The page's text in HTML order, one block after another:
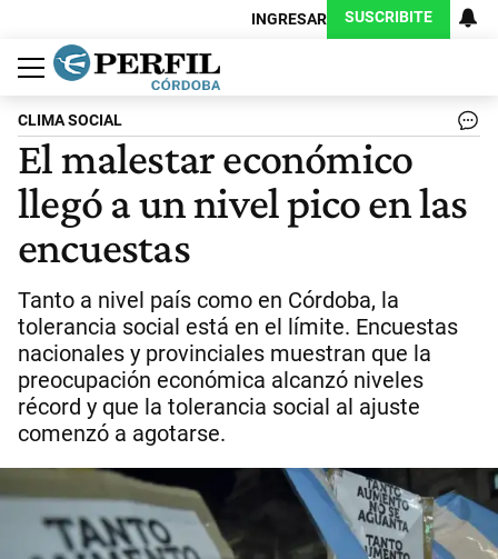
INGRESAR SUSCRIBITE
Política
Economía
Judiciales
Sociedad
Cultura
Espectáculos
Deportes
Protagonistas
CLIMA SOCIAL
El malestar económico
llegó a un nivel pico en las
encuestas
Tanto a nivel país como en Córdoba, la
tolerancia social está en el límite. Encuestas
nacionales y provinciales muestran que la
preocupación económica alcanzó niveles
récord y que la tolerancia social al ajuste
comenzó a agotarse.